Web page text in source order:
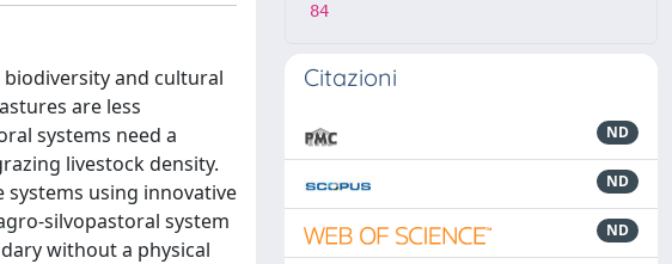
and cultural
are less
systems need a
livestock density.
using innovative
silvopastoral system
without a physical
84
Citazioni
ND
ND
ND